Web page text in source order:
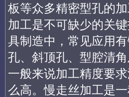
板等众多精密型孔的
加工是不可缺少的关
具制造中，常见应用
孔、斜顶孔、型腔清角
一般来说加工精度要
么高。慢走丝加工是